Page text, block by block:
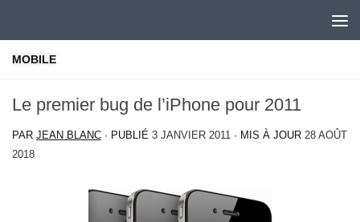
MOBILE
Le premier bug de l’iPhone pour 2011
PAR JEAN BLANC · PUBLIÉ 3 JANVIER 2011 · MIS À JOUR 28 AOÛT
2018